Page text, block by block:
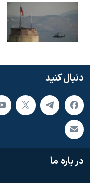
دنبال کنید
در باره ما